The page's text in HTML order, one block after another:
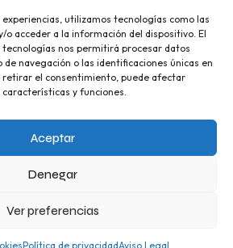
utilizamos tecnologías como las
o acceder a la información del dispositivo. El
nos permitirá procesar datos
navegación o las identificaciones únicas en
retirar el consentimiento, puede afectar
y funciones.
Aceptar
Denegar
Ver preferencias
Política de privacidadAviso Legal
Cerebral, Parkinson, Ictus, Esclerosis
All rights reserved